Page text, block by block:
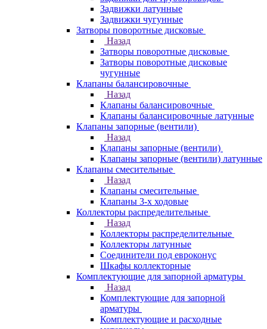
Задвижки латунные
Задвижки чугунные
Затворы поворотные дисковые
Назад
Затворы поворотные дисковые
Затворы поворотные дисковые
чугунные
Клапаны балансировочные
Назад
Клапаны балансировочные
Клапаны балансировочные латунные
Клапаны запорные (вентили)
Назад
Клапаны запорные (вентили)
Клапаны запорные (вентили) латунные
Клапаны смесительные
Назад
Клапаны смесительные
Клапаны 3-х ходовые
Коллекторы распределительные
Назад
Коллекторы распределительные
Коллекторы латунные
Соединители под евроконус
Шкафы коллекторные
Комплектующие для запорной арматуры
Назад
Комплектующие для запорной
арматуры
Комплектующие и расходные